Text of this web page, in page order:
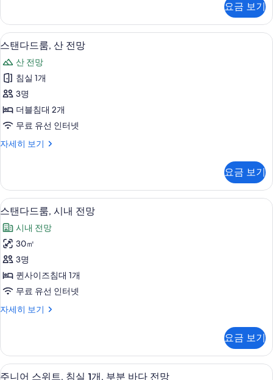
개,
시
내
전
망
사
진
모
두
위
트,
침
개,
시
내
전
망
자
세
요금 보기
스
탠
다
드
룸,
산
망
진
모
두
보
기
스탠다드룸, 산 전망 | 미니바, 책상, 암
1
스탠다드룸, 산 전망
산 전망
침실 1개
3명
더블침대 2개
무료 유선 인터넷
자세히 보기
스
룸,
산
전
자
세
히
보
기
요금 보기
스
탠
다
드
룸,
시
전
사
진
스탠다드룸, 시내 전망 | 미니바, 책상,
5
스탠다드룸, 시내 전망
시내 전망
30㎡
3명
퀸사이즈침대 1개
무료 유선 인터넷
자세히 보기
스
룸,
시
내
요금 보기
주
주니어 스위트, 침실 1개, 부분 바다 전
5
주니어 스위트, 침실 1개, 부분 바다 전망